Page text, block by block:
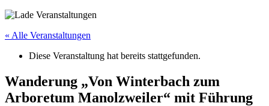
« Alle Veranstaltungen
Diese Veranstaltung hat bereits stattgefunden.
Wanderung „Von Winterbach zum
Arboretum Manolzweiler“ mit Führung